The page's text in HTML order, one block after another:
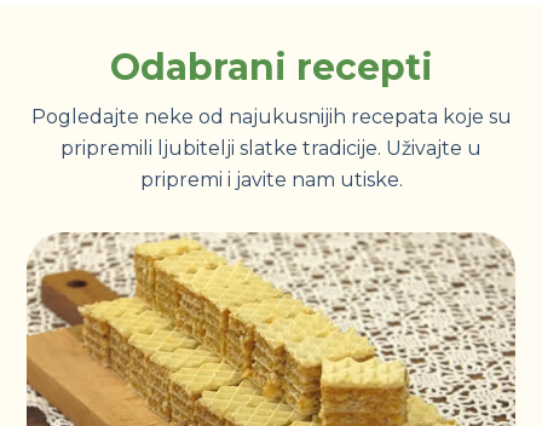
Odabrani recepti
Pogledajte neke od najukusnijih recepata koje su
pripremili ljubitelji slatke tradicije. Uživajte u
pripremi i javite nam utiske.